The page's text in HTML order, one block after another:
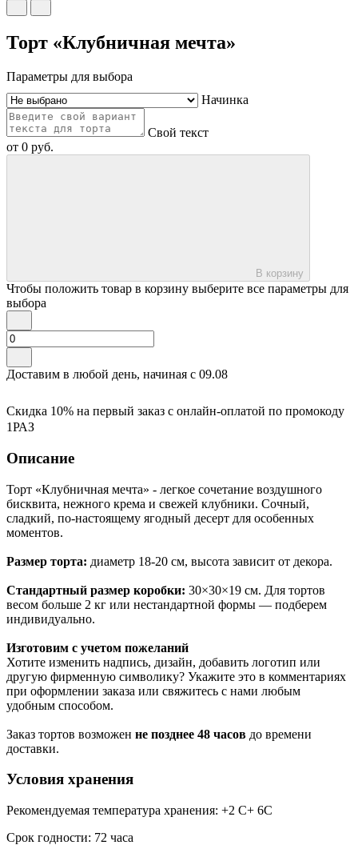
Торт «Клубничная мечта»
Параметры для выбора
Начинка
Свой текст
от 0 руб.
В корзину
Чтобы положить товар в корзину выберите все параметры для
выбора
Доставим в любой день, начиная с 09.08
Скидка 10% на первый заказ с онлайн-оплатой по промокоду
1РАЗ
Описание
Торт «Клубничная мечта» - легкое сочетание воздушного
бисквита, нежного крема и свежей клубники. Сочный,
сладкий, по-настоящему ягодный десерт для особенных
моментов.
Размер торта: диаметр 18-20 см, высота зависит от декора.
Стандартный размер коробки: 30×30×19 см. Для тортов
весом больше 2 кг или нестандартной формы — подберем
индивидуально.
Изготовим с учетом пожеланий
Хотите изменить надпись, дизайн, добавить логотип или
другую фирменную символику? Укажите это в комментариях
при оформлении заказа или свяжитесь с нами любым
удобным способом.
Заказ тортов возможен не позднее 48 часов до времени
доставки.
Условия хранения
Рекомендуемая температура хранения: +2 С+ 6С
Срок годности: 72 часа